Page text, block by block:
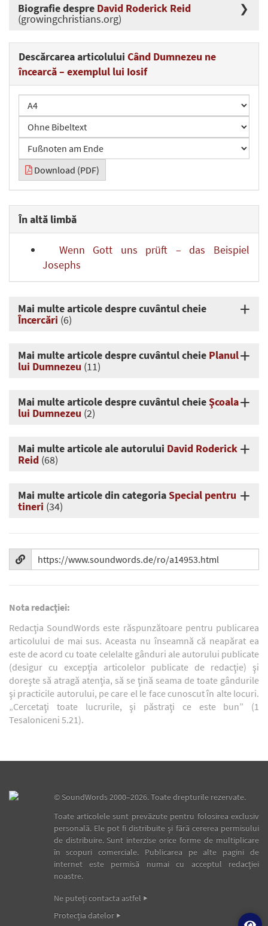
Biografie despre David Roderick Reid
(growingchristians.org)
Descărcarea articolului Când Dumnezeu ne
încearcă – exemplul lui Iosif
Download (PDF)
În altă limbă
Wenn Gott uns prüft – das Beispiel
Josephs
Mai multe articole despre cuvântul cheie
Încercări (6)
Mai multe articole despre cuvântul cheie Planul
lui Dumnezeu (11)
Mai multe articole despre cuvântul cheieŞcoala
lui Dumnezeu (2)
Mai multe articole ale autorului David Roderick
Reid (68)
Mai multe articole din categoriaSpecial pentru
tineri (34)
Nota redacţiei:
Redacţia SoundWords este răspunzătoare pentru publicarea
articolului de mai sus. Aceasta nu înseamnă că neapărat ea
este de acord cu toate celelalte gânduri ale autorului publicate
(desigur cu excepţia articolelor publicate de redacţie) şi
doreşte să atragă atenţia, să se ţină seama de toate gândurile
şi practicile autorului, pe care el le face cunoscut în alte locuri.
„Cercetaţi toate lucrurile, şi păstraţi ce este bun” (1
Tesaloniceni 5.21).
©SoundWords2000–2026. Toate drepturile rezervate.
Toate articolele sunt prevăzute pentru folosirea exclusiv
personală. Ele pot fi distribuite şi fără cererea permisului
de distribuire. Sunt interzise orice forme de multiplicare
în scopuri comerciale. Publicarea pe alte pagini de
internet este permisă numai cu acceptul redacţiei
noastre.
Ne puteţi contacta astfel
Protecţia datelor